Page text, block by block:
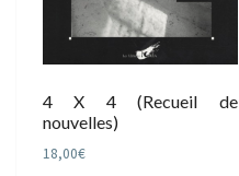
4 X 4 (Recueil de
nouvelles)
18,00€